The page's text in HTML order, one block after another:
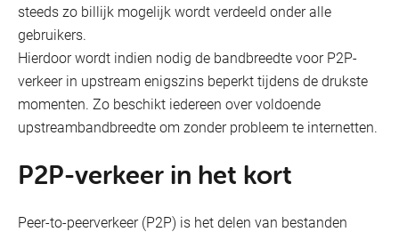
Internet
Kwaliteitsindicatoren
Verkoopvoorwaarden
steeds zo billijk mogelijk wordt verdeeld onder alle
gebruikers.
Hierdoor wordt indien nodig de bandbreedte voor P2P-
verkeer in upstream enigszins beperkt tijdens de drukste
momenten. Zo beschikt iedereen over voldoende
upstreambandbreedte om zonder probleem te internetten.
P2P-verkeer in het kort
Peer-to-peerverkeer (P2P) is het delen van bestanden